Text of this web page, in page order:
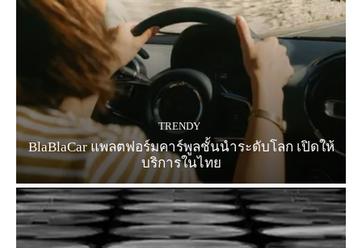
TRENDY
BlaBlaCar แพลตฟอร์มคาร์พูลชั้นนำระดับโลก เปิดให้
บริการในไทย